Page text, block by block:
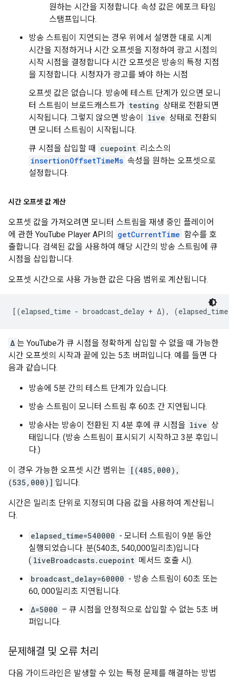
원하는 시간을 지정합니다. 속성 값은 에포크 타임
스탬프입니다.
방송 스트림이 지연되는 경우 위에서 설명한 대로 시계
시간을 지정하거나 시간 오프셋을 지정하여 광고 시점의
시작 시점을 결정합니다 시간 오프셋은 방송의 특정 지점
을 지정합니다. 시청자가 광고를 봐야 하는 시점
오프셋 값은 없습니다. 방송에 테스트 단계가 있으면 모니
터 스트림이 브로드캐스트가 testing 상태로 전환되면
시작됩니다. 그렇지 않으면 방송이
live 상태로 전환되
면 모니터 스트림이 시작됩니다.
큐 시점을 삽입할 때
cuepoint 리소스의
insertionOffsetTimeMs 속성을 원하는 오프셋으로
설정합니다.
시간 오프셋 값 계산
오프셋 값을 가져오려면 모니터 스트림을 재생 중인 플레이어
에 관한 YouTube Player API의
getCurrentTime 함수를 호
출합니다. 검색된 값을 사용하여 해당 시간의 방송 스트림에 큐
시점을 삽입합니다.
오프셋 시간으로 사용 가능한 값은 다음 범위로 계산됩니다.
[(elapsed_time - broadcast_delay + Δ),
Δ 는 YouTube가 큐 시점을 정확하게 삽입할 수 없을 때 가능한
시간 오프셋의 시작과 끝에 있는 5초 버퍼입니다. 예를 들면 다
음과 같습니다.
방송에 5분 간의 테스트 단계가 있습니다.
방송 스트림이 모니터 스트림 후 60초 간 지연됩니다.
방송사는 방송이 전환된 지 4분 후에 큐 시점을 live 상
태입니다. (방송 스트림이 표시되기 시작하고 3분 후입니
다.)
이 경우 가능한 오프셋 시간 범위는
[(485,000),
(535,000)] 입니다.
시간은 밀리초 단위로 지정되며 다음 값을 사용하여 계산됩니
다.
elapsed_time=540000 - 모니터 스트림이 9분 동안
실행되었습니다. 분(540초, 540,000밀리초)입니다
( liveBroadcasts.cuepoint 메서드 호출 시).
broadcast_delay=60000 - 방송 스트림이 60초 또는
60, 000밀리초 지연됩니다.
Δ=5000 – 큐 시점을 안정적으로 삽입할 수 없는 5초 버
퍼입니다.
문제해결 및 오류 처리
다음 가이드라인은 발생할 수 있는 특정 문제를 해결하는 방법